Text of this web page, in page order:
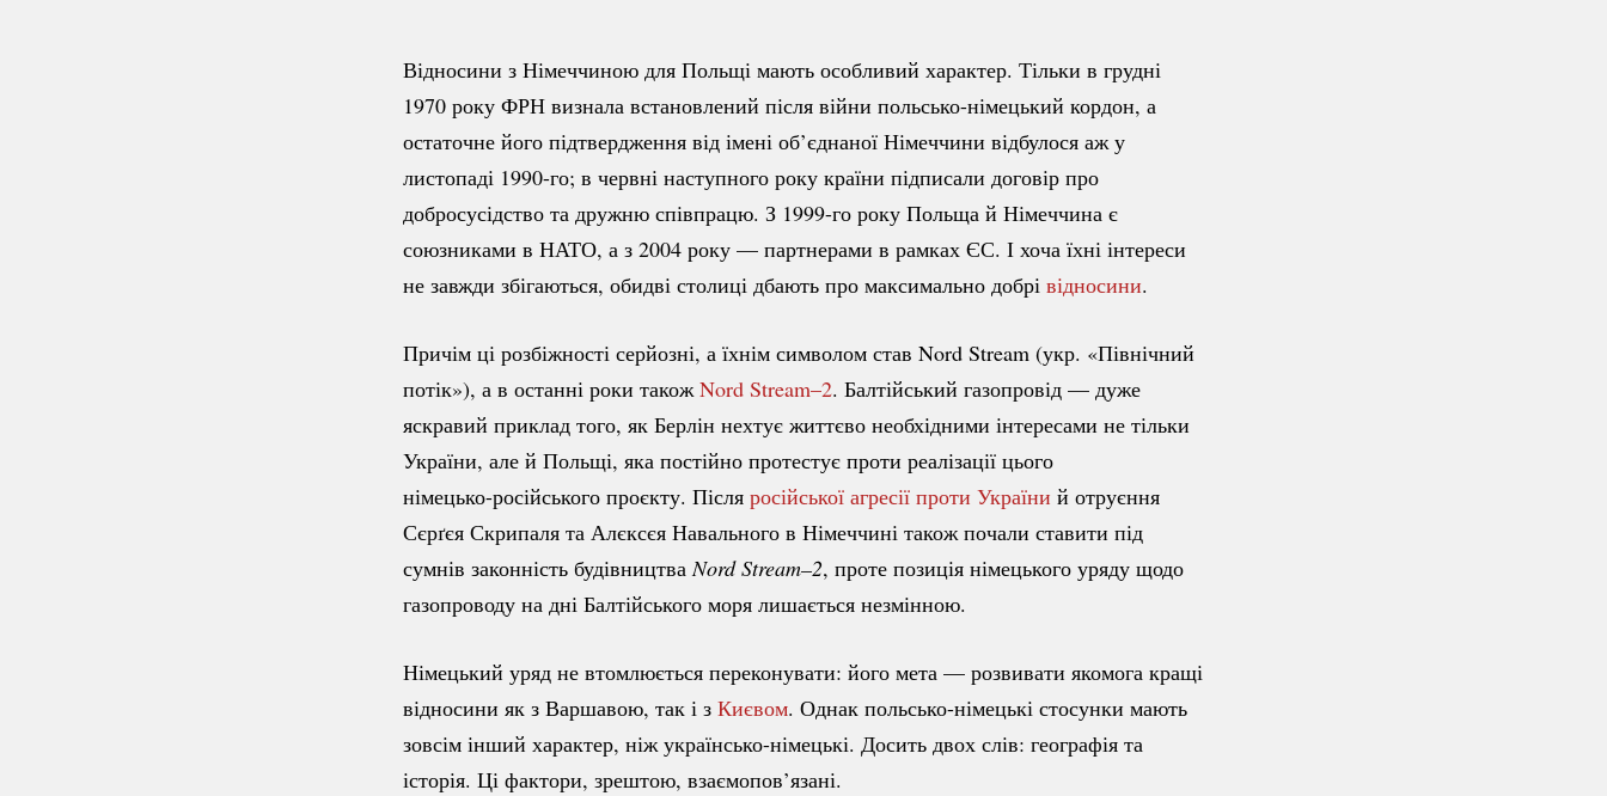
Відносини з Німеччиною для Польщі мають особливий характер. Тільки в грудні
1970 року ФРН визнала встановлений після війни польсько-німецький кордон, а
остаточне його підтвердження від імені об’єднаної Німеччини відбулося аж у
листопаді 1990-го; в червні наступного року країни підписали договір про
добросусідство та дружню співпрацю. З 1999-го року Польща й Німеччина є
союзниками в НАТО, а з 2004 року — партнерами в рамках ЄС. І хоча їхні інтереси
не завжди збігаються, обидві столиці дбають про максимально добрі відносини.
Причім ці розбіжності серйозні, а їхнім символом став Nord Stream (укр. «Північний
потік»), а в останні роки такожNord Stream–2. Балтійський газопровід — дуже
яскравий приклад того, як Берлін нехтує життєво необхідними інтересами не тільки
України, але й Польщі, яка постійно протестує проти реалізації цього
німецько-російського проєкту. Після російської агресії проти України й отруєння
Сєрґєя Скрипаля та Алєксєя Навального в Німеччині також почали ставити під
сумнів законність будівництваNord Stream–2, проте позиція німецького уряду щодо
газопроводу на дні Балтійського моря лишається незмінною.
Німецький уряд не втомлюється переконувати: його мета — розвивати якомога кращі
відносини як з Варшавою, так і з Києвом. Однак польсько-німецькі стосунки мають
зовсім інший характер, ніжукраїнсько-німецькі. Досить двох слів: географія та
історія. Ці фактори, зрештою, взаємопов’язані.